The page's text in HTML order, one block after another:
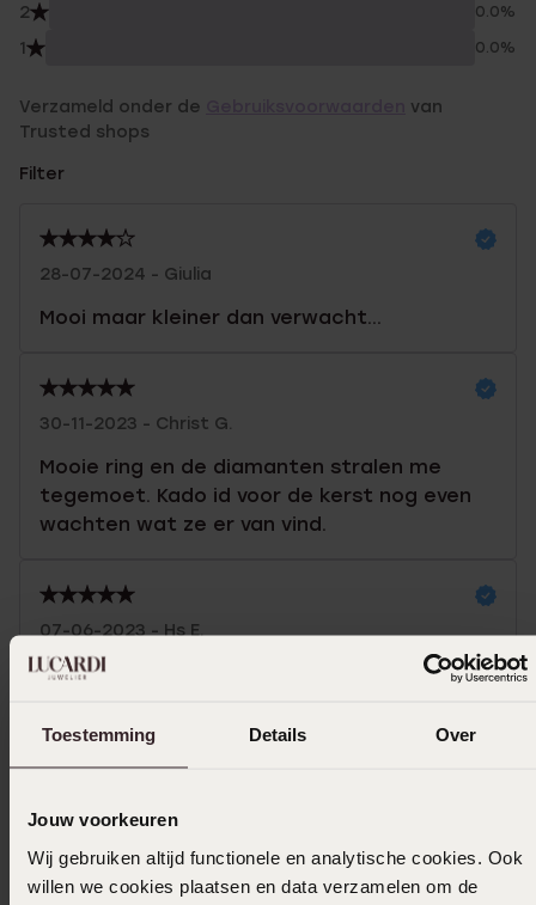
Toestemming Details Over
Jouw voorkeuren
Wij gebruiken altijd functionele en analytische cookies. Ook
willen we cookies plaatsen en data verzamelen om de
2 0.0%
1 0.0%
Verzameld onder de
van
Trusted shops
Filter
28-07-2024 - Giulia
Mooi maar kleiner dan verwacht...
30-11-2023 - Christ G.
Mooie ring en de diamanten stralen me
tegemoet. Kado id voor de kerst nog even
wachten wat ze er van vind.
07-06-2023 - Hs E.
mooie smalle ring, fijntjes, staat geweldig
Ook leuk voor jou